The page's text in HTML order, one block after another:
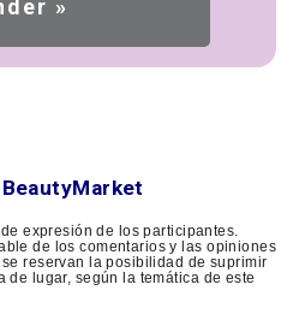
expresión de los participantes.
de los comentarios y las opiniones
reservan la posibilidad de suprimir
de lugar, según la temática de este